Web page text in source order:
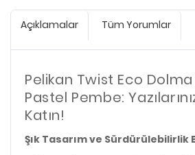
Açıklamalar Tüm Yorumlar
Pelikan Twist Eco
Pastel Pembe:
Katın!
Şık Tasarım ve Sürdürülebilirlik